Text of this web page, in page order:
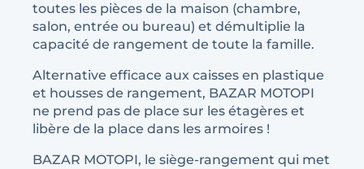
toutes les pièces de la maison (chambre,
salon, entrée ou bureau) et démultiplie la
capacité de rangement de toute la famille.
Alternative efficace aux caisses en plastique
et housses de rangement, BAZAR MOTOPI
ne prend pas de place sur les étagères et
libère de la place dans les armoires !
BAZAR MOTOPI, le siège-rangement qui met